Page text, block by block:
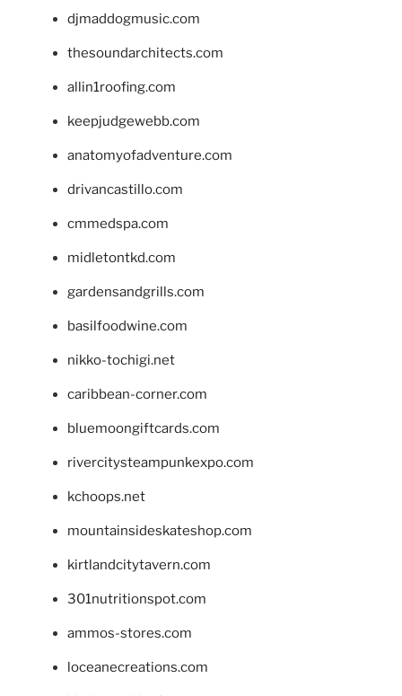
djmaddogmusic.com
thesoundarchitects.com
allin1roofing.com
keepjudgewebb.com
anatomyofadventure.com
drivancastillo.com
cmmedspa.com
midletontkd.com
gardensandgrills.com
basilfoodwine.com
nikko-tochigi.net
caribbean-corner.com
bluemoongiftcards.com
rivercitysteampunkexpo.com
kchoops.net
mountainsideskateshop.com
kirtlandcitytavern.com
301nutritionspot.com
ammos-stores.com
loceanecreations.com